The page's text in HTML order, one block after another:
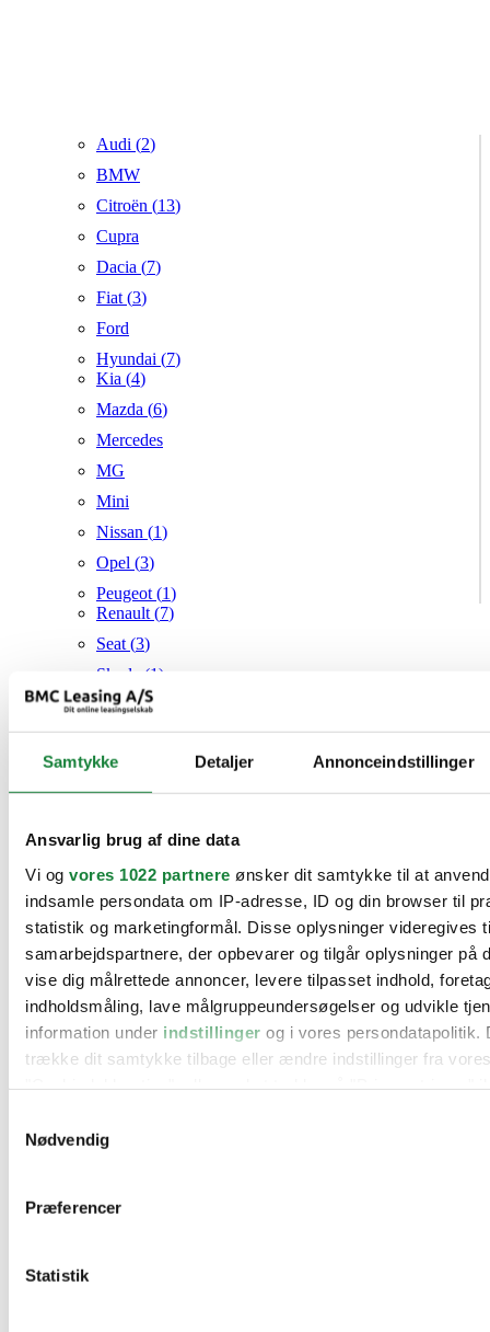
Samtykke Detaljer Annonceindstillinger
Ansvarlig brug af dine data
Vi og vores 1022 partnere ønsker dit samtykke til at
indsamle persondata om IP-adresse, ID og din browser til
statistik og marketingformål. Disse oplysninger videregives
samarbejdspartnere, der opbevarer og tilgår oplysninger på
vise dig målrettede annoncer, levere tilpasset indhold,
indholdsmåling, lave målgruppeundersøgelser og udvikle
information under indstillinger og i vores persondatapolitik.
trække dit samtykke tilbage eller ændre indstillinger fra
Hvis du tillader det, vil vi også gerne:
Identificere din enhed baseret på en scanning af
Dine valg anvendes på hele websitet.
Nødvendig
Præferencer
Statistik
Audi (2)
BMW
Citroën (13)
Cupra
Dacia (7)
Fiat (3)
Ford
Hyundai (7)
Kia (4)
Mazda (6)
Mercedes
MG
Mini
Nissan (1)
Opel (3)
Peugeot (1)
Renault (7)
Seat (3)
Skoda (1)
Suzuki
Tesla
Toyota (
VW (21)
Mazda
Citroën
Cupra
Dacia
Fiat
Ford
Hyundai
Kia
Mercedes
MG
Mini
Opel
Renault
Seat
Tesla
Værksteder